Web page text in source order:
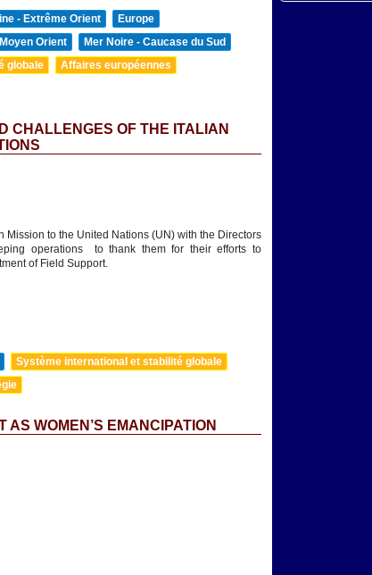
- Extrême Orient
Europe
Orient
Mer Noire - Caucase du Sud
globale
Affaires européennes
CHALLENGES OF THE ITALIAN
to the United Nations (UN) with the Directors
operations to thank them for their efforts to
of Field Support.
Système international et stabilité globale
WOMEN’S EMANCIPATION